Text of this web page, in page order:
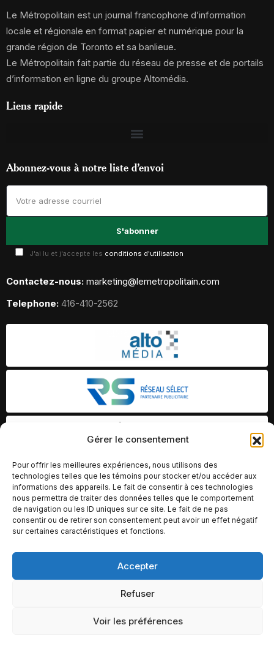
Gérer le consentement
Pour offrir les meilleures expériences, nous utilisons des
technologies telles que les témoins pour stocker et/ou accéder aux
informations des appareils. Le fait de consentir à ces technologies
nous permettra de traiter des données telles que le comportement
de navigation ou les ID uniques sur ce site. Le fait de ne pas
consentir ou de retirer son consentement peut avoir un effet négatif
sur certaines caractéristiques et fonctions.
Accepter
Refuser
Voir les préférences
Le Métropolitain est un journal francophone d’information
locale et régionale en format papier et numérique pour la
grande région de Toronto et sa banlieue.
Le Métropolitain fait partie du réseau de presse et de portails
d’information en ligne du groupe Altomédia.
Liens rapide
Abonnez-vous à notre liste d’envoi
J'ai lu et j'accepte les conditions d'utilisation
Contactez-nous: marketing@lemetropolitain.com
Telephone: 416-410-2562
© Copyright 2026 – Altomédia Inc |